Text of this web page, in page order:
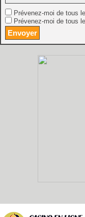
Prévenez-moi de tous
Prévenez-moi de tous